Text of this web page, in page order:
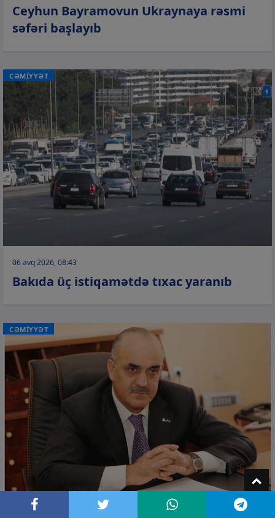
Ceyhun Bayramovun Ukraynaya rəsmi
səfəri başlayıb
CƏMİYYƏT
06 avq 2026, 08:43
Bakıda üç istiqamətdə tıxac yaranıb
CƏMİYYƏT